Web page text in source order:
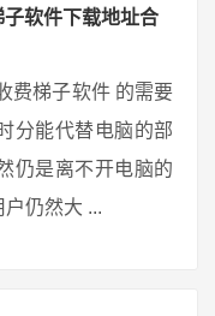
软件下载地址合
费梯子软件 的需要
分能代替电脑的部
仍是离不开电脑的
仍然大 ...